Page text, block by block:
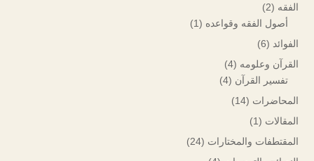
الفقه (2)
أصول الفقه وقواعده (1)
الفوائد (6)
القرآن وعلومه (4)
تفسير القرآن (4)
المحاضرات (14)
المقالات (1)
المقتطفات والمختارات (24)